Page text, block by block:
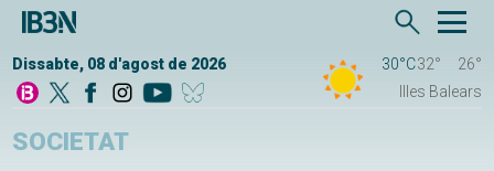
Dissabte, 08 d'agost de 2026 30°C32°
26°
Illes Balears
SOCIETAT